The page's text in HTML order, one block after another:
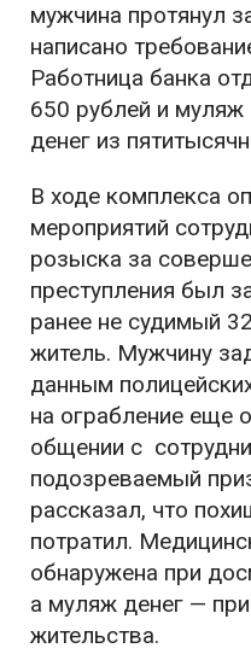
мужчина протянул
написано
Работница банка
650 рублей и муляж
денег из
В ходе комплекса
мероприятий
розыска за
преступления был
ранее не судимый
житель. Мужчину
данным
на ограбление еще
общении с
подозреваемый
рассказал, что
потратил.
обнаружена при
а муляж денег —
жительства.